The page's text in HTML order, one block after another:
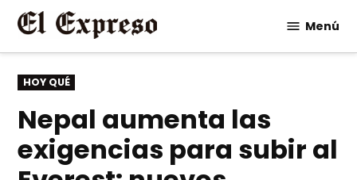
Saltar
contenido
Menú
PUBLICADO
EN
HOY QUÉ
Nepal aumenta las
exigencias para subir al